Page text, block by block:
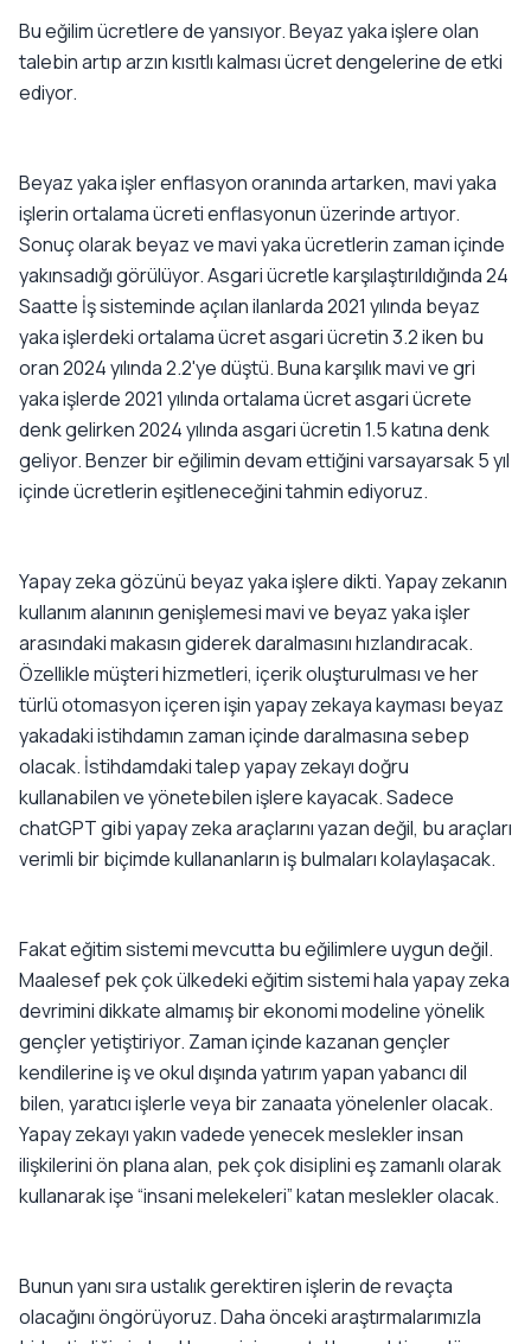
Bu eğilim ücretlere de yansıyor. Beyaz yaka işlere olan
talebin artıp arzın kısıtlı kalması ücret dengelerine de etki
ediyor.
Beyaz yaka işler enflasyon oranında artarken, mavi yaka
işlerin ortalama ücreti enflasyonun üzerinde artıyor.
Sonuç olarak beyaz ve mavi yaka ücretlerin zaman içinde
yakınsadığı görülüyor. Asgari ücretle karşılaştırıldığında 24
Saatte İş sisteminde açılan ilanlarda 2021 yılında beyaz
yaka işlerdeki ortalama ücret asgari ücretin 3.2 iken bu
oran 2024 yılında 2.2'ye düştü. Buna karşılık mavi ve gri
yaka işlerde 2021 yılında ortalama ücret asgari ücrete
denk gelirken 2024 yılında asgari ücretin 1.5 katına denk
geliyor. Benzer bir eğilimin devam ettiğini varsayarsak 5 yıl
içinde ücretlerin eşitleneceğini tahmin ediyoruz.
Yapay zeka gözünü beyaz yaka işlere dikti. Yapay zekanın
kullanım alanının genişlemesi mavi ve beyaz yaka işler
arasındaki makasın giderek daralmasını hızlandıracak.
Özellikle müşteri hizmetleri, içerik oluşturulması ve her
türlü otomasyon içeren işin yapay zekaya kayması beyaz
yakadaki istihdamın zaman içinde daralmasına sebep
olacak. İstihdamdaki talep yapay zekayı doğru
kullanabilen ve yönetebilen işlere kayacak. Sadece
chatGPT gibi yapay zeka araçlarını yazan değil, bu araçları
verimli bir biçimde kullananların iş bulmaları kolaylaşacak.
Fakat eğitim sistemi mevcutta bu eğilimlere uygun değil.
Maalesef pek çok ülkedeki eğitim sistemi hala yapay zeka
devrimini dikkate almamış bir ekonomi modeline yönelik
gençler yetiştiriyor. Zaman içinde kazanan gençler
kendilerine iş ve okul dışında yatırım yapan yabancı dil
bilen, yaratıcı işlerle veya bir zanaata yönelenler olacak.
Yapay zekayı yakın vadede yenecek meslekler insan
ilişkilerini ön plana alan, pek çok disiplini eş zamanlı olarak
kullanarak işe “insani melekeleri” katan meslekler olacak.
Bunun yanı sıra ustalık gerektiren işlerin de revaçta
olacağını öngörüyoruz. Daha önceki araştırmalarımızla